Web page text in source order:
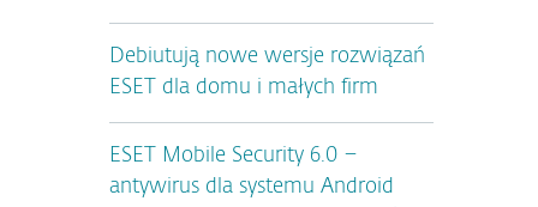
Debiutują nowe wersje rozwiązań
ESET dla domu i małych firm
ESET Mobile Security 6.0 –
antywirus dla systemu Android